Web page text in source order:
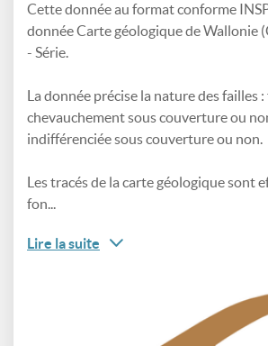
Cette donnée au format conforme
donnée Carte géologique de Wallonie
- Série.
La donnée précise la nature des failles
chevauchement sous couverture ou
indifférenciée sous couverture ou non.
Les tracés de la carte géologique sont
fon...
Lire la suite